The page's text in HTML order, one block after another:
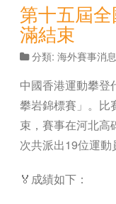
第十五屆
滿結束
分類: 海外賽事消息
中國香港運動攀登
攀岩錦標賽」。比
束，賽事在河北高
次共派出19位運動
🏅成績如下：